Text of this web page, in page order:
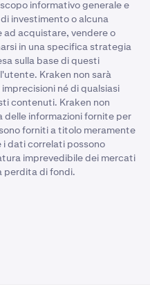
informativo generale e
investimento o alcuna
ad acquistare, vendere o
in una specifica strategia
sulla base di questi
Kraken non sarà
né di qualsiasi
contenuti. Kraken non
delle informazioni fornite per
forniti a titolo meramente
dati correlati possono
imprevedibile dei mercati
perdita di fondi.